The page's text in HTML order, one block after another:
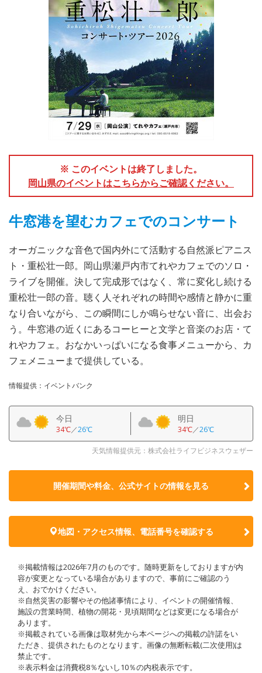
※ このイベントは終了しました。
岡山県のイベントはこちらからご確認ください。
牛窓港を望むカフェでのコンサート
オーガニックな音色で国内外にて活動する自然派ピアニス
ト・重松壮一郎。岡山県瀬戸内市てれやカフェでのソロ・
ライブを開催。決して完成形ではなく、常に変化し続ける
重松壮一郎の音。聴く人それぞれの時間や感情と静かに重
なり合いながら、この瞬間にしか鳴らせない音に、出会お
う。牛窓港の近くにあるコーヒーと文学と音楽のお店・て
れやカフェ。おなかいっぱいになる食事メニューから、カ
フェメニューまで提供している。
情報提供：イベントバンク
今日
34℃／26℃
明日
34℃／26℃
天気情報提供元：株式会社ライフビジネスウェザー
開催期間や料金、公式サイトの情報を見る
地図・アクセス情報、電話番号を確認する
※掲載情報は2026年7月のものです。随時更新をしておりますが内
容が変更となっている場合がありますので、事前にご確認のう
え、おでかけください。
※自然災害の影響やその他諸事情により、イベントの開催情報、
施設の営業時間、植物の開花・見頃期間などは変更になる場合が
あります。
※掲載されている画像は取材先から本ページへの掲載の許諾をい
ただき、提供されたものとなります。画像の無断転載(二次使用)は
禁止です。
※表示料金は消費税8％ないし10％の内税表示です。